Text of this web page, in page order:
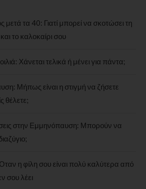
μετά τα 40: Γιατί μπορεί να σκοτώσει τη
το καλοκαίρι σου
Χάνεται τελικά ή μένει για πάντα;
Μήπως είναι η στιγμή να ζήσετε
θέλετε;
στην Εμμηνόπαυση: Μπορούν να
η φίλη σου είναι πολύ καλύτερα από
σου λέει